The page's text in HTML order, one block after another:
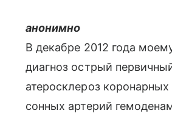
анонимно
В декабре 2012 года
диагноз острый
атеросклероз коронарных
сонных артерий